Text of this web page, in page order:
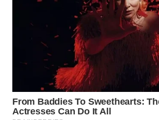
SIBARAGAS
METRO
SIANTAR
NEWS